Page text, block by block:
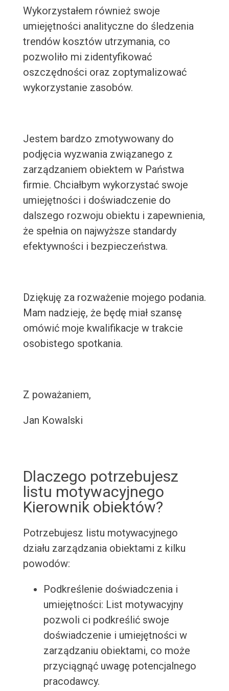
Wykorzystałem również swoje
umiejętności analityczne do śledzenia
trendów kosztów utrzymania, co
pozwoliło mi zidentyfikować
oszczędności oraz zoptymalizować
wykorzystanie zasobów.
Jestem bardzo zmotywowany do
podjęcia wyzwania związanego z
zarządzaniem obiektem w Państwa
firmie. Chciałbym wykorzystać swoje
umiejętności i doświadczenie do
dalszego rozwoju obiektu i zapewnienia,
że spełnia on najwyższe standardy
efektywności i bezpieczeństwa.
Dziękuję za rozważenie mojego podania.
Mam nadzieję, że będę miał szansę
omówić moje kwalifikacje w trakcie
osobistego spotkania.
Z poważaniem,
Jan Kowalski
Dlaczego potrzebujesz
listu motywacyjnego
Kierownik obiektów?
Potrzebujesz listu motywacyjnego
działu zarządzania obiektami z kilku
powodów:
Podkreślenie doświadczenia i
umiejętności: List motywacyjny
pozwoli ci podkreślić swoje
doświadczenie i umiejętności w
zarządzaniu obiektami, co może
przyciągnąć uwagę potencjalnego
pracodawcy.